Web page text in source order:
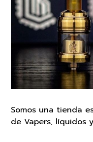
Somos una tienda
de Vapers, líquidos